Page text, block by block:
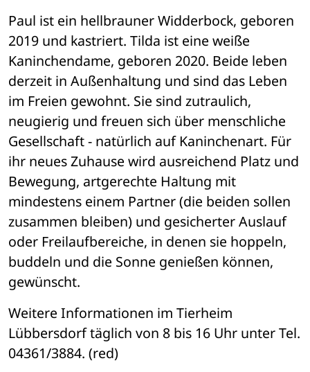
Paul ist ein hellbrauner Widderbock, geboren
2019 und kastriert. Tilda ist eine weiße
Kaninchendame, geboren 2020. Beide leben
derzeit in Außenhaltung und sind das Leben
im Freien gewohnt. Sie sind zutraulich,
neugierig und freuen sich über menschliche
Gesellschaft - natürlich auf Kaninchenart. Für
ihr neues Zuhause wird ausreichend Platz und
Bewegung, artgerechte Haltung mit
mindestens einem Partner (die beiden sollen
zusammen bleiben) und gesicherter Auslauf
oder Freilaufbereiche, in denen sie hoppeln,
buddeln und die Sonne genießen können,
gewünscht.
Weitere Informationen im Tierheim
Lübbersdorf täglich von 8 bis 16 Uhr unter Tel.
04361/3884. (red)